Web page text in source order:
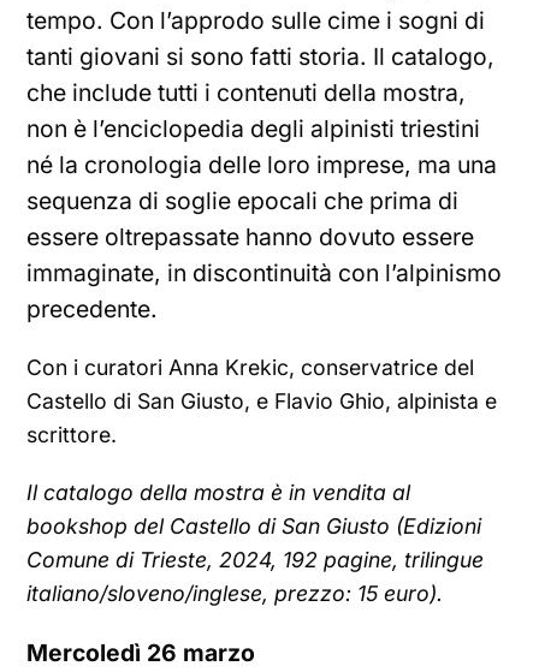
tempo. Con l’approdo sulle cime i sogni di
tanti giovani si sono fatti storia. Il catalogo,
che include tutti i contenuti della mostra,
non è l’enciclopedia degli alpinisti triestini
né la cronologia delle loro imprese, ma una
sequenza di soglie epocali che prima di
essere oltrepassate hanno dovuto essere
immaginate, in discontinuità con l’alpinismo
precedente.
Con i curatori Anna Krekic, conservatrice del
Castello di San Giusto, e Flavio Ghio, alpinista e
scrittore.
Il catalogo della mostra è in vendita al
bookshop del Castello di San Giusto (Edizioni
Comune di Trieste, 2024, 192 pagine, trilingue
italiano/sloveno/inglese, prezzo: 15 euro).
Mercoledì 26 marzo